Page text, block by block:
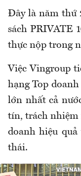
Đây là năm thứ
sách PRIVATE
thực nộp trong
Việc Vingroup
hạng Top
lớn nhất cả
tín, trách nhiệm
doanh hiệu
thái.